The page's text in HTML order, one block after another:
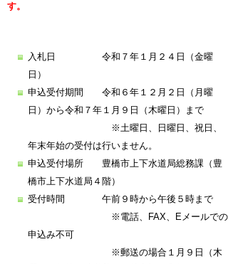
す。
入札日 令和７年１月２４日（金曜
日）
申込受付期間 令和６年１２月２日（月曜
日）から令和７年１月９日（木曜日）まで
※土曜日、日曜日、祝日、
年末年始の受付は行いません。
申込受付場所 豊橋市上下水道局総務課（豊
橋市上下水道局４階）
受付時間 午前９時から午後５時まで
※電話、FAX、Eメールでの
申込み不可
※郵送の場合１月９日（木